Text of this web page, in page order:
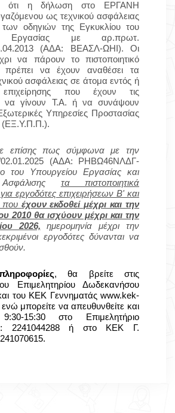
ότι η δήλωση στο ΕΡΓΑΝΗ
ως τεχνικού ασφάλειας
των οδηγιών της Εγκυκλίου του
Εργασίας με αρ.πρωτ.
(ΑΔΑ: ΒΕΑΣΛ-ΩΗΙ). Οι
να πάρουν το πιστοποιητικό
πρέπει να έχουν αναθέσει τα
ασφάλειας σε άτομα εντός ή
που έχουν τις
να γίνουν Τ.Α. ή να συνάψουν
Υπηρεσίες Προστασίας
(ΕΞ.Υ.Π.Π.).
επίσης πως σύμφωνα με την
02.01.2025 (ΑΔΑ:
ΡΗΒΩ46ΝΛΔΓ-
του Υπουργείου Εργασίας και
Ασφάλισης τα πιστοποιητικά
εργοδότες επιχειρήσεων Β' και
που έχουν εκδοθεί μέχρι και την
2010 θα ισχύουν μέχρι και την
2026, ημερομηνία μέχρι την
εργοδότες δύνανται να
, θα βρείτε στις
Επιμελητηρίου Δωδεκανήσου
του ΚΕΚ Γεννηματάς www.kek-
ενώ μπορείτε να απευθυνθείτε και
15:30 στο Επιμελητήριο
2241044288 ή στο ΚΕΚ Γ.